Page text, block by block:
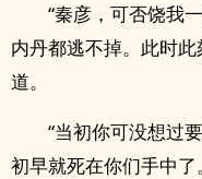
“秦彦，可否饶我
内丹都逃不掉。此时
道。
“当初你可没想过
初早就死在你们手中了